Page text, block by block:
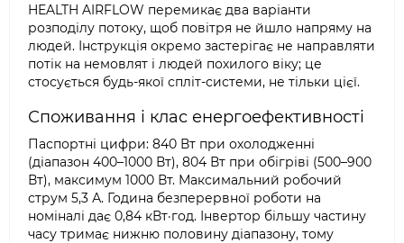
HEALTH AIRFLOW перемикає два варіанти
розподілу потоку, щоб повітря не йшло напряму на
людей. Інструкція окремо застерігає не направляти
потік на немовлят і людей похилого віку; це
стосується будь-якої спліт-системи, не тільки цієї.
Споживання і клас енергоефективності
Паспортні цифри: 840 Вт при охолодженні
(діапазон 400–1000 Вт), 804 Вт при обігріві (500–900
Вт), максимум 1000 Вт. Максимальний робочий
струм 5,3 А. Година безперервної роботи на
номіналі дає 0,84 кВт·год. Інвертор більшу частину
часу тримає нижню половину діапазону, тому